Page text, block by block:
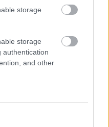
storage
storage
authentication
and other
történelmi felvonulás,